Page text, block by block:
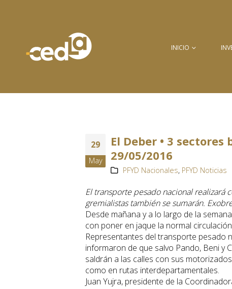
INICIO
29
May
El Deber • 3
29/05/2016
PFYD Nacionales, PFYD Noticias
El transporte pesado nacional realizará
gremialistas también se sumarán.
Desde mañana y a lo largo de la
con poner en jaque la normal
Representantes del transporte pesado
informaron de que salvo Pando, Beni y
saldrán a las calles con sus
como en rutas interdepartamentales.
Juan Yujra, presidente de la